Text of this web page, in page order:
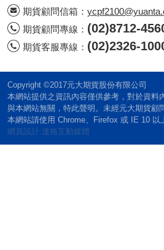
期貨顧問信箱：
期貨顧問專線： (02)8712-
期貨客服專線： (02)2326-
Copyright ©2017元大期貨股份有限公司
本網站提供之資訊內容僅供參考，對於資
與本網站無關，特此聲明。未經元大期貨
本網站請使用 Chrome、Firefox 或 IE 10 以
網頁設計:達格互動媒體